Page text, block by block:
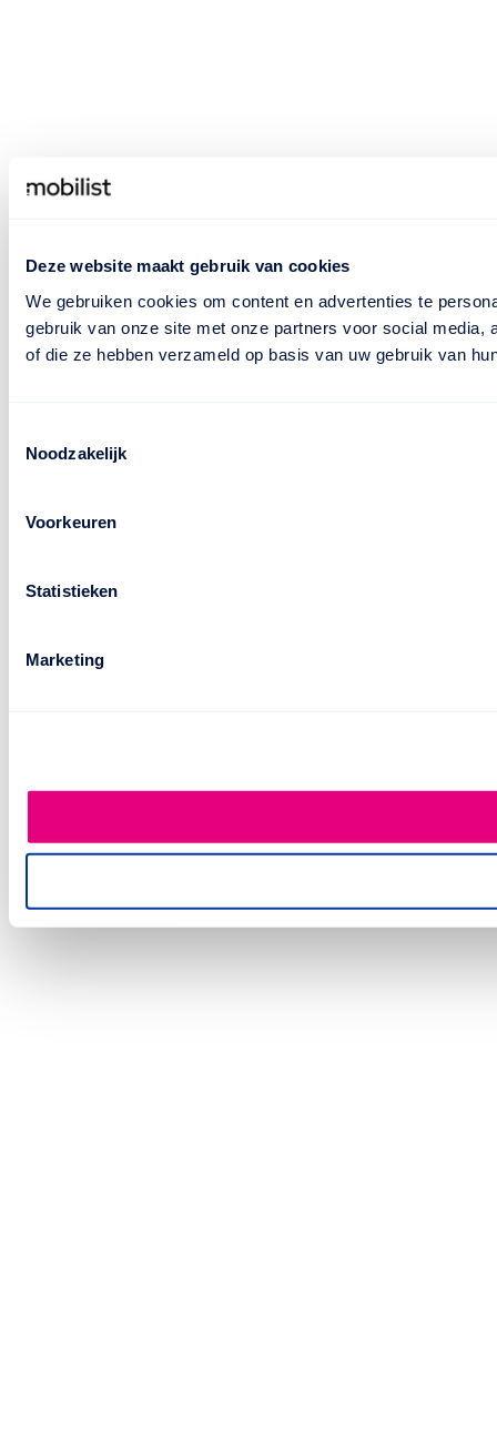
Deze website maakt gebruik van cookies
We gebruiken cookies om content en advertenties te
gebruik van onze site met onze partners voor social
of die ze hebben verzameld op basis van uw gebruik van
Noodzakelijk
Voorkeuren
Statistieken
Marketing